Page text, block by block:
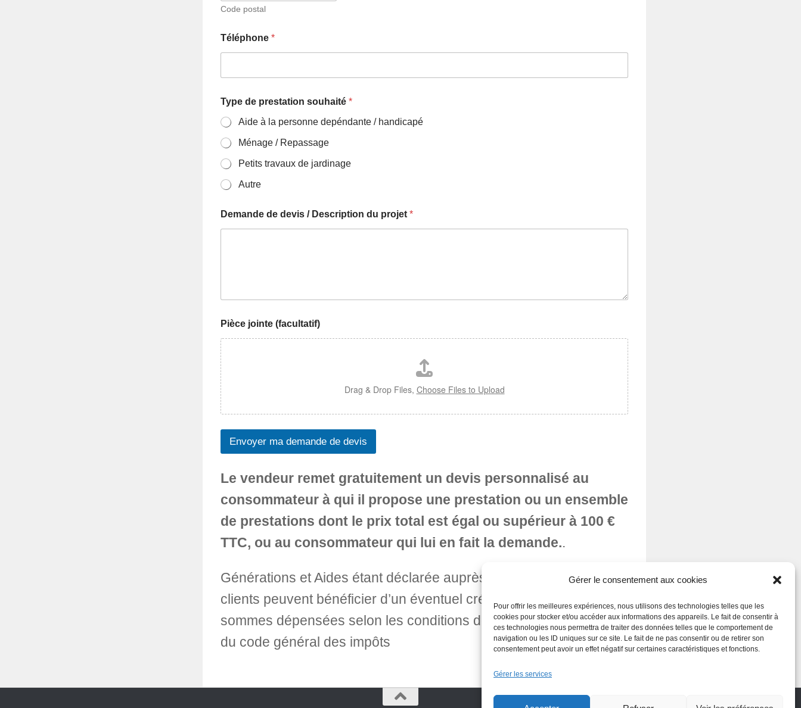
Gérer le consentement aux cookies
Pour offrir les meilleures expériences, nous utilisons des technologies telles que les
cookies pour stocker et/ou accéder aux informations des appareils. Le fait de consentir à
ces technologies nous permettra de traiter des données telles que le comportement de
navigation ou les ID uniques sur ce site. Le fait de ne pas consentir ou de retirer son
consentement peut avoir un effet négatif sur certaines caractéristiques et fonctions.
Gérer les services
Code postal
Téléphone *
Type de prestation souhaité *
Aide à la personne depéndante / handicapé
Ménage / Repassage
Petits travaux de jardinage
Autre
Demande de devis / Description du projet *
f
a
c
u
l
t
a
t
i
f
d
v
i
s
/
Pièce jointe (facultatif)
Drag & Drop Files, Choose Files to Upload
Envoyer ma demande de devis
Le vendeur remet gratuitement un devis personnalisé au
consommateur à qui il propose une prestation ou un ensemble
de prestations dont le prix total est égal ou supérieur à 100 €
TTC, ou au consommateur qui lui en fait la demande..
Générations et Aides étant déclarée auprès de la préfecture, nos
clients peuvent bénéficier d’un éventuel crédit d’impôt de 50% des
sommes dépensées selon les conditions de l’article 199 sexdecies
du code général des impôts